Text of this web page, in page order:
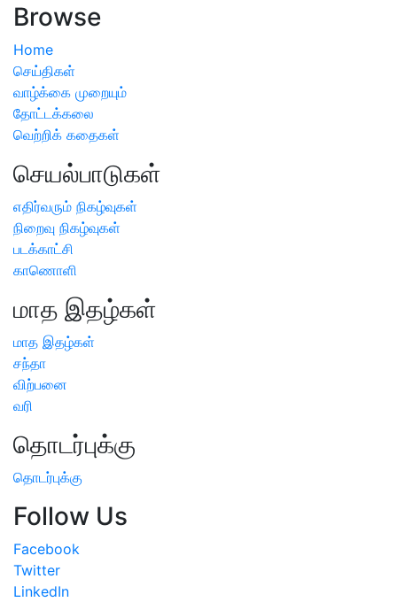
Browse
Home
செய்திகள்
வாழ்க்கை முறையும்
தோட்டக்கலை
வெற்றிக் கதைகள்
செயல்பாடுகள்
எதிர்வரும் நிகழ்வுகள்
நிறைவு நிகழ்வுகள்
படக்காட்சி
காணொளி
மாத இதழ்கள்
மாத இதழ்கள்
சந்தா
விற்பனை
வரி
தொடர்புக்கு
தொடர்புக்கு
Follow Us
Facebook
Twitter
LinkedIn